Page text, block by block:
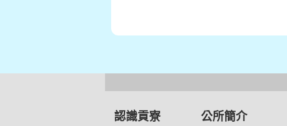
認識貢寮 公所簡介